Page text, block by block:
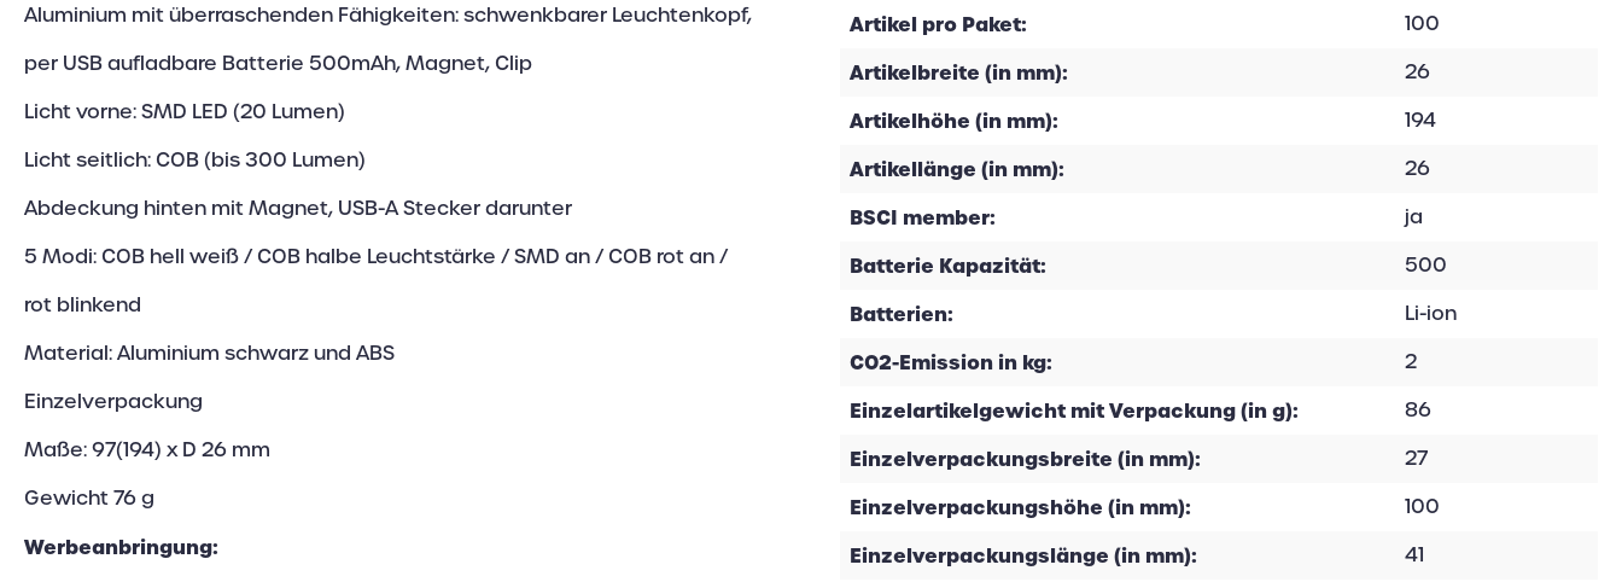
Aluminium mit überraschenden Fähigkeiten: schwenkbarer Leuchtenkopf,
per USB aufladbare Batterie 500mAh, Magnet, Clip
Licht vorne: SMD LED (20 Lumen)
Licht seitlich: COB (bis 300 Lumen)
Abdeckung hinten mit Magnet, USB-A Stecker darunter
5 Modi: COB hell weiß / COB halbe Leuchtstärke / SMD an / COB rot an /
rot blinkend
Material: Aluminium schwarz und ABS
Einzelverpackung
Maße: 97(194) x D 26 mm
Gewicht 76 g
Werbeanbringung:
Artikel pro Paket: 100
Artikelbreite (in mm): 26
Artikelhöhe (in mm): 194
Artikellänge (in mm): 26
BSCI member: ja
Batterie Kapazität: 500
Batterien: Li-ion
CO2-Emission in kg: 2
Einzelartikelgewicht mit Verpackung (in g): 86
Einzelverpackungsbreite (in mm): 27
Einzelverpackungshöhe (in mm): 100
Einzelverpackungslänge (in mm): 41